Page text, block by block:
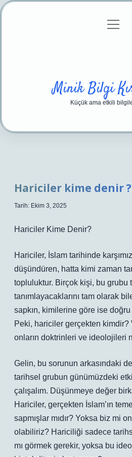
Gizlilik menüyü
Minik Bilgi
Küçük ama etkili
Hariciler kime denir ?
Tarih: Ekim 3, 2025
Hariciler Kime Denir?
Hariciler, İslam tarihinde
düşündüren, hatta kimi zaman
topluluktur. Birçok kişi, bu grubu
tanımlayacaklarını tam olarak
sapkın, kimilerine göre ise
Peki, hariciler gerçekten kimdir?
onların doktrinleri ve ideolojileri
Gelin, bu sorunun arkasındaki
tarihsel grubun günümüzdeki
çalışalım. Düşünmeye değer
Hariciler, gerçekten İslam’ın
sapmışlar mıdır? Yoksa biz mi
olabiliriz? Hariciliği sadece
mı görmek gerekir, yoksa bu